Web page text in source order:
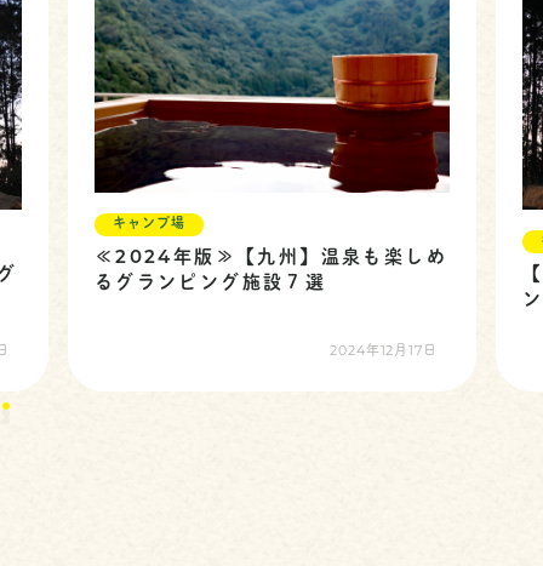
キャンプ場
≪2024年版≫【九州】温泉も楽しめ
るグランピング施設７選
2024年12月17日